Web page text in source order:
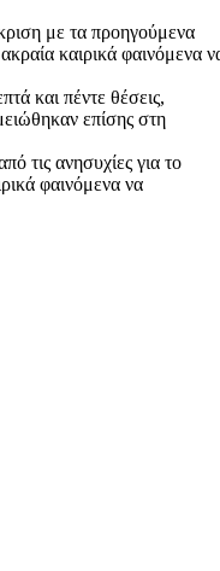
με τα προηγούμενα
καιρικά φαινόμενα
και πέντε θέσεις,
επίσης στη
τις ανησυχίες για το
φαινόμενα να